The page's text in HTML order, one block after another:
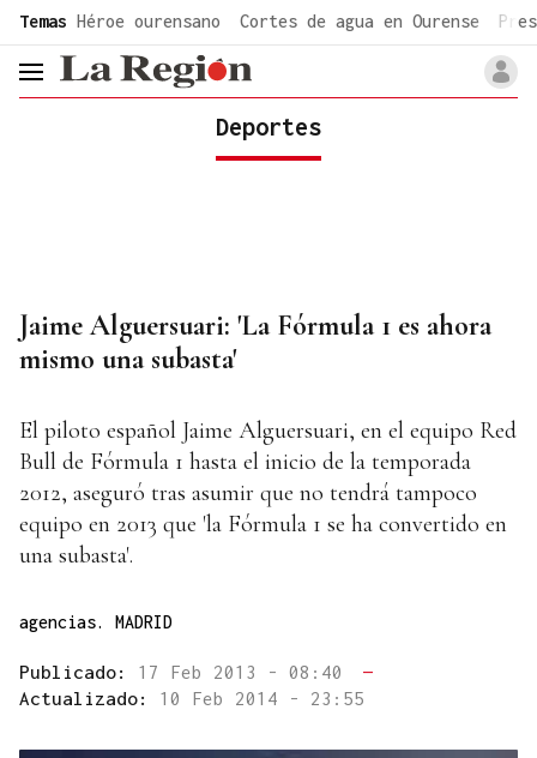
common.go-to-content
Temas Héroe ourensano Cortes de agua en Ourense
header.menu.open
Deportes
Jaime Alguersuari: 'La Fórmula 1 es ahora
mismo una subasta'
El piloto español Jaime Alguersuari, en el equipo Red
Bull de Fórmula 1 hasta el inicio de la temporada
2012, aseguró tras asumir que no tendrá tampoco
equipo en 2013 que 'la Fórmula 1 se ha convertido en
una subasta'.
agencias. MADRID
Publicado: 17 Feb 2013 - 08:40
—
Actualizado: 10 Feb 2014 - 23:55